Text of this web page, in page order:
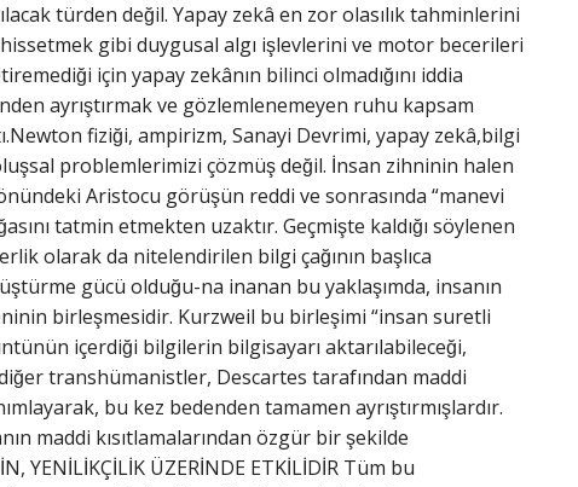
türden değil. Yapay zekâ en zor olasılık tahminlerini
gibi duygusal algı işlevlerini ve motor becerileri
için yapay zekânın bilinci olmadığını iddia
ayrıştırmak ve gözlemlenemeyen ruhu kapsam
fiziği, ampirizm, Sanayi Devrimi, yapay zekâ,bilgi
problemlerimizi çözmüş değil. İnsan zihninin halen
Aristocu görüşün reddi ve sonrasında “manevi
tatmin etmekten uzaktır. Geçmişte kaldığı söylenen
olarak da nitelendirilen bilgi çağının başlıca
gücü olduğu-na inanan bu yaklaşımda, insanın
birleşmesidir. Kurzweil bu birleşimi “insan suretli
içerdiği bilgilerin bilgisayarı aktarılabileceği,
transhümanistler, Descartes tarafından maddi
bu kez bedenden tamamen ayrıştırmışlardır.
maddi kısıtlamalarından özgür bir şekilde
YENİLİKÇİLİK ÜZERİNDE ETKİLİDİR Tüm bu